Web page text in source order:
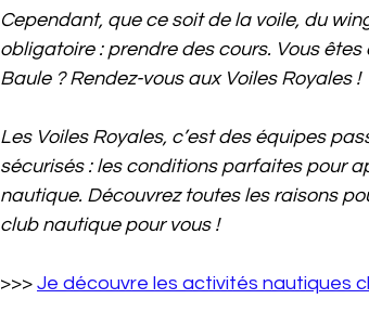
Cependant, que ce soit de la voile, du
obligatoire : prendre des cours. Vous
Baule ? Rendez-vous aux Voiles Royales !
Les Voiles Royales, c’est des équipes
sécurisés : les conditions parfaites pour
nautique. Découvrez toutes les raisons
club nautique pour vous !
>>> Je découvre les activités nautiques